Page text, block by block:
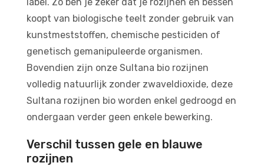
koopt van biologische teelt zonder gebruik van
kunstmeststoffen, chemische pesticiden of
genetisch gemanipuleerde organismen.
Bovendien zijn onze Sultana bio rozijnen
volledig natuurlijk zonder zwaveldioxide, deze
Sultana rozijnen bio worden enkel gedroogd en
ondergaan verder geen enkele bewerking.
Verschil tussen gele en blauwe
rozijnen